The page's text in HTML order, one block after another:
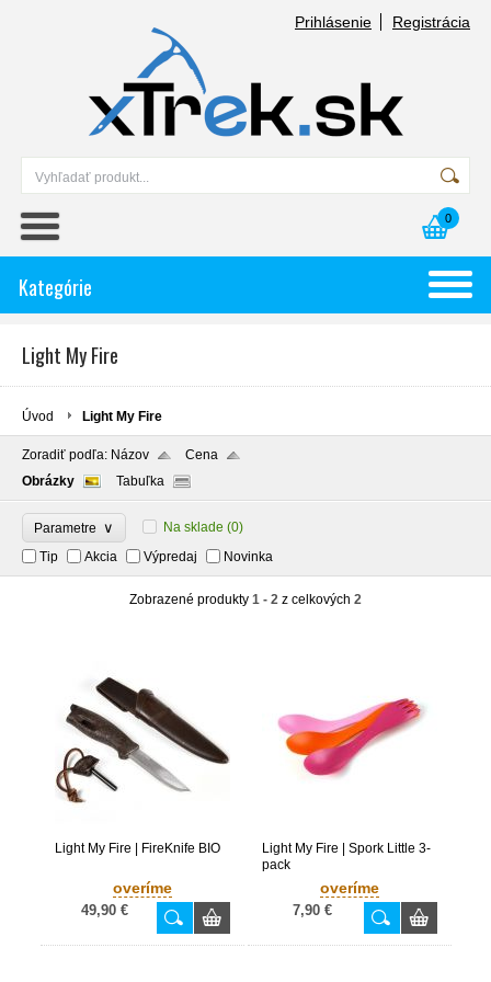
Prihlásenie Registrácia
0
Kategórie
Light My Fire
Úvod Light My Fire
Zoradiť podľa: Názov
Cena
Obrázky
Tabuľka
Parametre ∨ Na sklade (0)
Tip
Akcia Výpredaj Novinka
Zobrazené produkty 1 - 2 z celkových 2
Light My Fire | FireKnife BIO
overíme
49,90 €
Light My Fire | Spork Little 3-
pack
overíme
7,90 €